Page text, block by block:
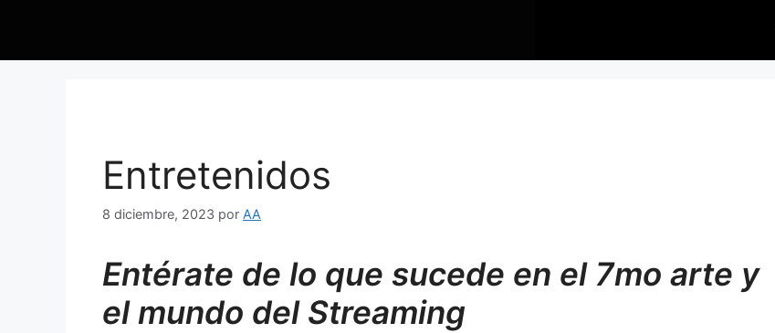
Entretenidos
8 diciembre, 2023 por AA
Entérate de lo que sucede en el 7mo arte y
el mundo del Streaming